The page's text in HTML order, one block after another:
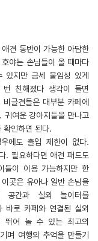
견 동반이 가능한 아담한
야는 손님들이 올 때마다
있지만 금세 붙임성 있게
친해졌다 생각이 들면
글견들은 대부분 카페에
귀여운 강아지들을 만나고
확인하면 된다.
에도 출입 제한이 없다.
. 필요하다면 애견 패드도
들이 이용 가능하지만 한
곳은 유아나 일반 손님을
공간과 실외 놀이터를
바로 카페와 연결된 실외
뛰어 놀 수 있는 최고의
며 여행의 추억을 만들기